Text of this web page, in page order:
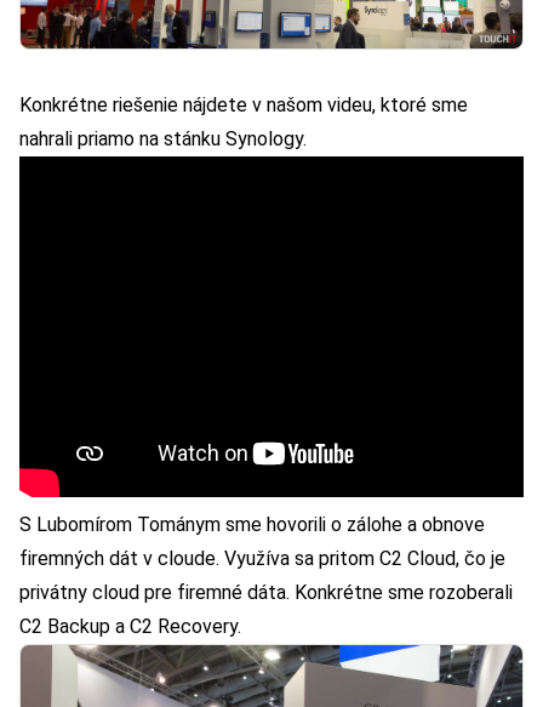
Konkrétne riešenie nájdete v našom videu, ktoré sme
nahrali priamo na stánku Synology.
S Lubomírom Tománym sme hovorili o zálohe a obnove
firemných dát v cloude. Využíva sa pritom C2 Cloud, čo je
privátny cloud pre firemné dáta. Konkrétne sme rozoberali
C2 Backup a C2 Recovery.